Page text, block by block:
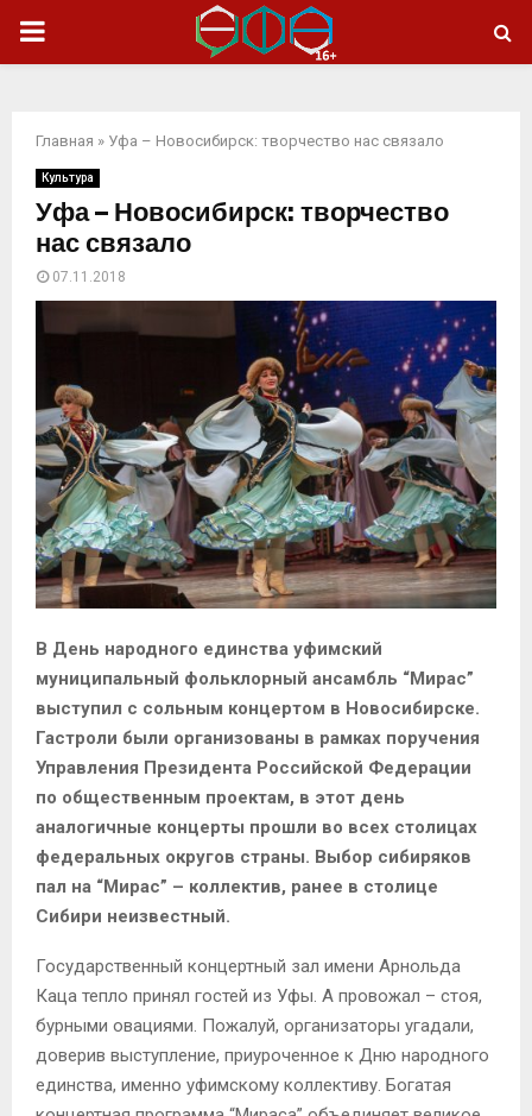
ОСНОВНОЕ
Главная » Уфа – Новосибирск: творчество нас связало
Культура
Уфа – Новосибирск: творчество
нас связало
07.11.2018
В День народного единства уфимский
муниципальный фольклорный ансамбль “Мирас”
выступил с сольным концертом в Новосибирске.
Гастроли были организованы в рамках поручения
Управления Президента Российской Федерации
по общественным проектам, в этот день
аналогичные концерты прошли во всех столицах
федеральных округов страны. Выбор сибиряков
пал на “Мирас” – коллектив, ранее в столице
Сибири неизвестный.
Государственный концертный зал имени Арнольда
Каца тепло принял гостей из Уфы. А провожал – стоя,
бурными овациями. Пожалуй, организаторы угадали,
доверив выступление, приуроченное к Дню народного
единства, именно уфимскому коллективу. Богатая